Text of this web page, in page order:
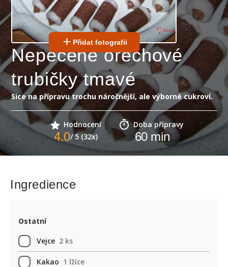
Přidat fotografii
Nepečené ořechové
trubičky tmavé
Sice na přípravu trochu náročnější, ale výborné cukroví.
Hodnocení
4.0/ 5 (32x)
Doba přípravy
60min
Ingredience
Ostatní
Vejce 2 ks
Kakao 1 lžíce